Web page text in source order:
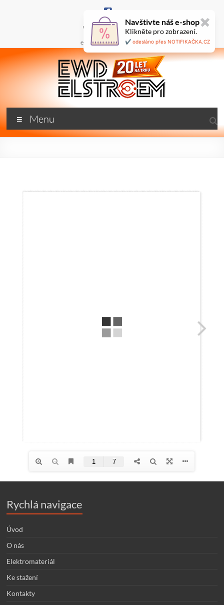
+420 777 687 800
ewd@ewdel.cz
🇬🇧
ewdel.cz
…
Menu
Rychlá navigace
Úvod
O nás
Elektromateriál
Ke stažení
Kontakty
Navštivte náš e-shop✖
Klikněte pro zobrazení.
✔️ odesláno přes NOTIFIKAČKA.CZ